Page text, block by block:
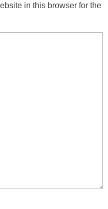
in this browser for the